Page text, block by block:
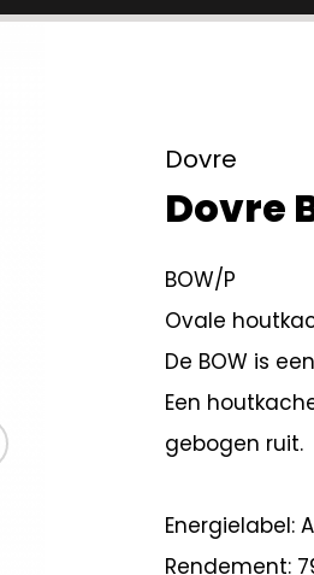
Dovre
Dovre
BOW/P
Ovale
De BOW is
Een
gebogen ruit.
Energielabel: A
Rendement: